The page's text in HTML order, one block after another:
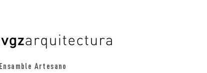
Ensamble Artesano